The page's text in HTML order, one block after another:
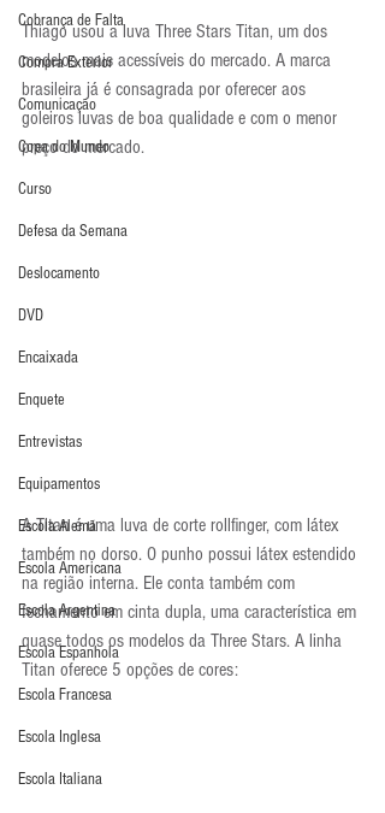
Cobrança de Falta
Compra Exterior
Comunicação
Copa do Mundo
Curso
Defesa da Semana
Deslocamento
DVD
Encaixada
Enquete
Entrevistas
Equipamentos
Escola Alemã
Escola Americana
Escola Argentina
Escola Espanhola
Escola Francesa
Escola Inglesa
Escola Italiana
Thiago usou a luva Three Stars Titan, um dos
modelos mais acessíveis do mercado. A marca
brasileira já é consagrada por oferecer aos
goleiros luvas de boa qualidade e com o menor
preço do mercado.
A Titan é uma luva de corte rollfinger, com látex
também no dorso. O punho possui látex estendido
na região interna. Ele conta também com
fechamento em cinta dupla, uma característica em
quase todos os modelos da Three Stars. A linha
Titan oferece 5 opções de cores: